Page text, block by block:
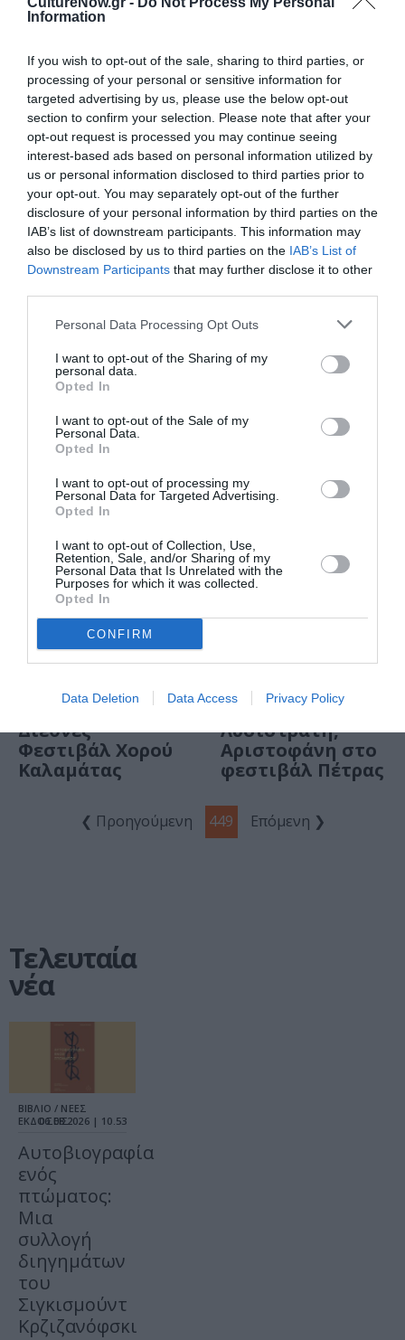
Information
If you wish to opt-out of the sale, sharing to third parties, or
processing of your personal or sensitive information for
targeted advertising by us, please use the below opt-out
section to confirm your selection. Please note that after your
opt-out request is processed you may continue seeing
interest-based ads based on personal information utilized by
us or personal information disclosed to third parties prior to
your opt-out. You may separately opt-out of the further
disclosure of your personal information by third parties on the
IAB’s list of downstream participants. This information may
also be disclosed by us to third parties on the IAB’s List of
Downstream Participants that may further disclose it to other
Personal Data Processing Opt Outs
I want to opt-out of the Sharing of my
personal data.
Opted In
I want to opt-out of the Sale of my
Personal Data.
Opted In
I want to opt-out of processing my
Personal Data for Targeted Advertising.
Opted In
I want to opt-out of Collection, Use,
Retention, Sale, and/or Sharing of my
Personal Data that Is Unrelated with the
Purposes for which it was collected.
Opted In
CONFIRM
Data Deletion Data Access Privacy Policy
ΦΕΣΤΙΒΑΛ / ΝΕΑ
3o Φεστιβάλ
Θέατρου
Κολωνού
ΦΕΣΤΙΒΑΛ / ΝΕΑ
Ιόνιο Φεστιβάλ
Κλασικής
Μουσικής
Παύλος Καρρέρ
ΦΕΣΤΙΒΑΛ / ΝΕΑ
4ο Διεθνές
Μουσικό
Φεστιβάλ
Αίγινας
ΦΕΣΤΙΒΑΛ / ΝΕΑ
Διεθνές
Φεστιβάλ
Κρουστών –
Κρουστοπανήγυρις
ΦΕΣΤΙΒΑΛ / ΝΕΑ
Διεθνές
Φεστιβάλ Χορού
Καλαμάτας
ΦΕΣΤΙΒΑΛ / ΝΕΑ
Λυσιστράτη,
Αριστοφάνη στο
φεστιβάλ Πέτρας
❮ Προηγούμενη 449 Επόμενη ❯
Τελευταία
νέα
ΒΙΒΛΙΟ / ΝΕΕΣ
ΕΚΔΟΣΕΙΣ
06.08.2026 | 10.53
Αυτοβιογραφία
ενός
πτώματος:
Μια
συλλογή
διηγημάτων
του
Σιγκισμούντ
Κρζιζανόφσκι